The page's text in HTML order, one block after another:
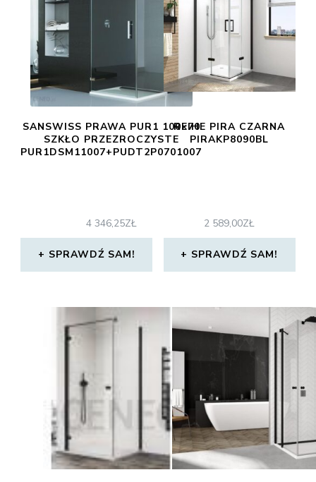
SANSWISS PRAWA PUR1 100×70
SZKŁO PRZEZROCZYSTE
PUR1DSM11007+PUDT2P0701007
4 346,25ZŁ
SPRAWDŹ SAM!
REIHE PIRA CZARNA
PIRAKP8090BL
2 589,00ZŁ
SPRAWDŹ SAM!